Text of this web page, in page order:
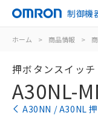
制御機
ホーム > 商品情報 >
押ボタンスイッチ
A30NL-
A30NN / A30NL